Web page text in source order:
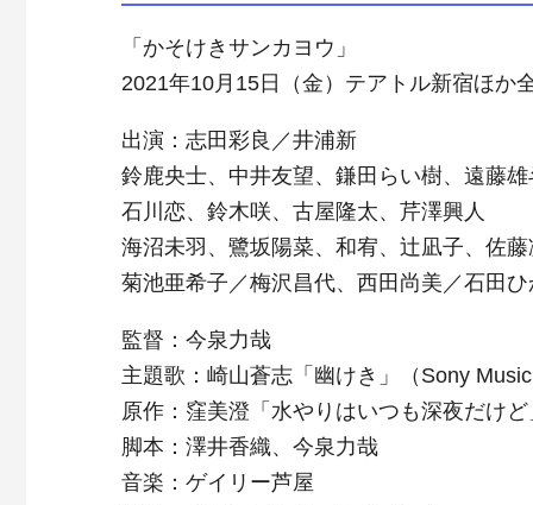
「かそけきサンカヨウ」
2021年10月15日（金）テアトル新宿ほか
出演：志田彩良／井浦新
鈴鹿央士、中井友望、鎌田らい樹、遠藤雄
石川恋、鈴木咲、古屋隆太、芹澤興人
海沼未羽、鷺坂陽菜、和宥、辻凪子、佐藤
菊池亜希子／梅沢昌代、西田尚美／石田ひ
監督：今泉力哉
主題歌：崎山蒼志「幽けき」（Sony
原作：窪美澄「水やりはいつも深夜だけ
脚本：澤井香織、今泉力哉
音楽：ゲイリー芦屋